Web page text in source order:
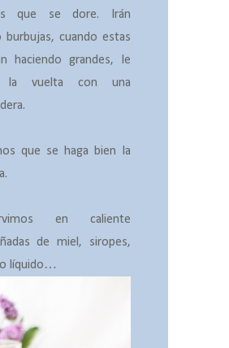
que se dore. Irán
burbujas, cuando estas
haciendo grandes, le
la vuelta con una
que se haga bien la
en caliente
de miel, siropes,
líquido…